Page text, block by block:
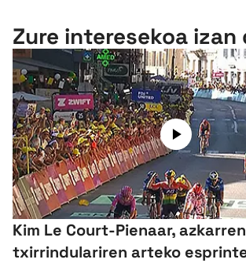
Zure interesekoa izan
Kim Le Court-Pienaar,
txirrindulariren arteko